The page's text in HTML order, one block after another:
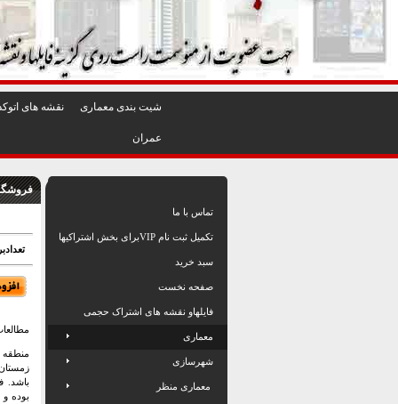
شيت بندی معماری نقشه های
عمران
تعدادبرگ:
باشد.
بوده
تماس با ما
تکمیل ثبت نام VIPبرای بخش اشتراکیها
سبد خرید
صفحه نخست
فایلهاو نقشه های اشتراک حجمی
معماری
شهرسازی
معماری منظر